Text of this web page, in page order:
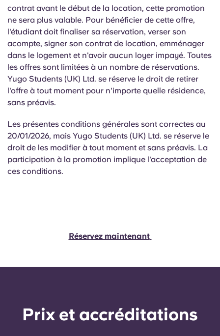
contrat avant le début de la location, cette promotion
ne sera plus valable. Pour bénéficier de cette offre,
l'étudiant doit finaliser sa réservation, verser son
acompte, signer son contrat de location, emménager
dans le logement et n'avoir aucun loyer impayé. Toutes
les offres sont limitées à un nombre de réservations.
Yugo Students (UK) Ltd. se réserve le droit de retirer
l'offre à tout moment pour n'importe quelle résidence,
sans préavis.
Les présentes conditions générales sont correctes au
20/01/2026, mais Yugo Students (UK) Ltd. se réserve le
droit de les modifier à tout moment et sans préavis. La
participation à la promotion implique l'acceptation de
ces conditions.
Réservez maintenant
Prix ​​et accréditations